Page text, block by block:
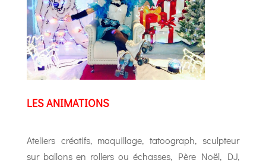
LES ANIMATIONS
Ateliers créatifs, maquillage, tatoograph, sculpteur
sur ballons en rollers ou échasses, Père Noël, DJ,